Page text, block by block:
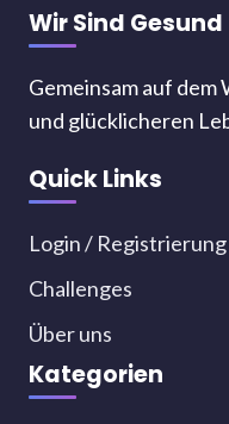
Wir Sind Gesund
Gemeinsam auf dem
und glücklicheren
Quick Links
Login / Registrierung
Challenges
Über uns
Kategorien